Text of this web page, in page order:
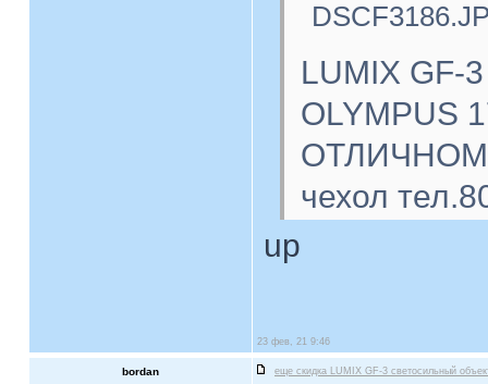
LUMIX GF-
OLYMPUS
ОТЛИЧНОМ
чехол
up
23 фев, 21 9:46
bordan еще скидка LUMIX GF-3 светосильный